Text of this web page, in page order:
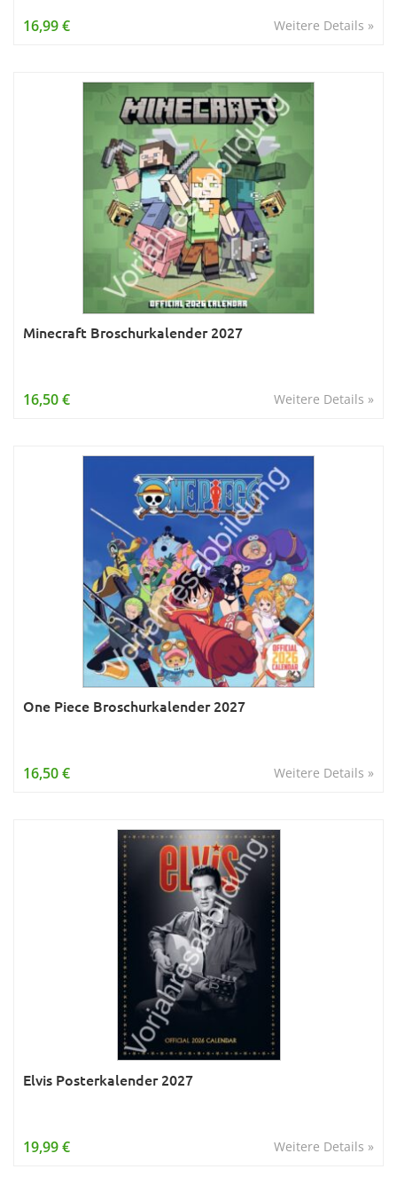
Young Adult
Weitere Details »
16,99 €
Minecraft Broschurkalender 2027
Weitere Details »
16,50 €
One Piece Broschurkalender 2027
Weitere Details »
16,50 €
Elvis Posterkalender 2027
Weitere Details »
19,99 €